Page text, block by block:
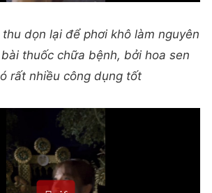
dọn lại để phơi khô làm nguyên
thuốc chữa bệnh, bởi hoa sen
rất nhiều công dụng tốt